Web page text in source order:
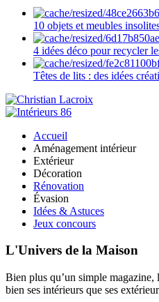
10 objets et meubles
4 idées déco pour recycler
Têtes de lits : des idées
Accueil
Aménagement intérieur
Extérieur
Décoration
Rénovation
Évasion
Idées & Astuces
Jeux concours
L'Univers de la Maison
Bien plus qu’un simple
bien ses intérieurs que ses